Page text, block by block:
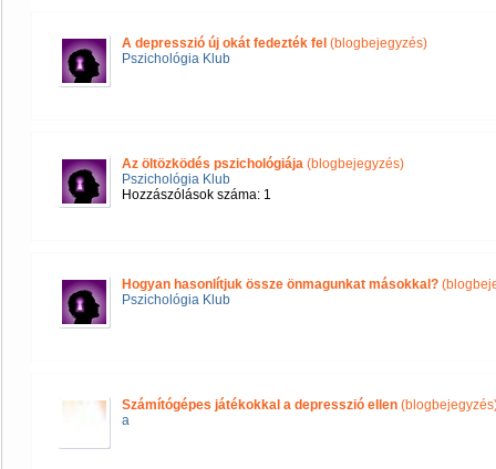
A depresszió új okát fedezték fel (blogbejegyzés)
Pszichológia Klub
Az öltözködés pszichológiája (blogbejegyzés)
Pszichológia Klub
Hozzászólások száma: 1
Hogyan hasonlítjuk össze önmagunkat másokkal?
Pszichológia Klub
Számítógépes játékokkal a depresszió ellen
a